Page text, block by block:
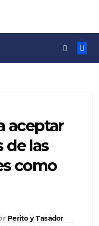
aceptar
de las
como
Perito y Tasador